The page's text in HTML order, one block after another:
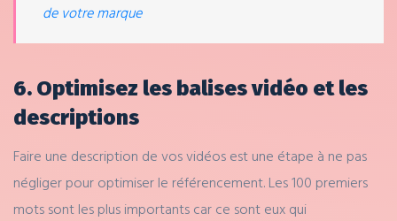
de votre marque
6. Optimisez les balises vidéo et les
descriptions
Faire une description de vos vidéos est une étape à ne pas
négliger pour optimiser le référencement. Les 100 premiers
mots sont les plus importants car ce sont eux qui